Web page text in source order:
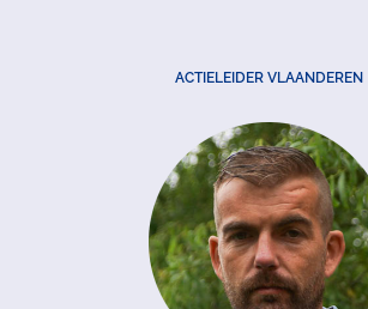
ACTIELEIDER VLAANDEREN